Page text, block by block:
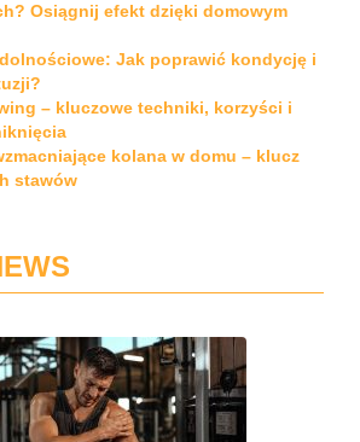
Osiągnij efekt dzięki domowym
Jak poprawić kondycję i
– kluczowe techniki, korzyści i
kolana w domu – klucz
stawów